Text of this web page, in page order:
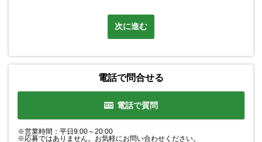
次に進む
電話で問合せる
電話で質問
※営業時間：平日9:00～20:00
※応募ではありません。お気軽にお問い合わせください。